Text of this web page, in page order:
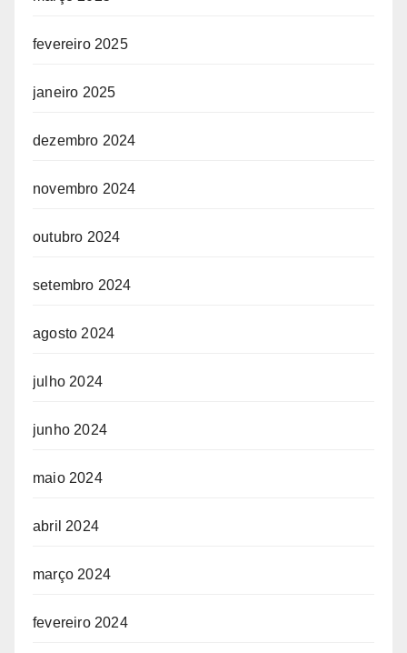
fevereiro 2025
janeiro 2025
dezembro 2024
novembro 2024
outubro 2024
setembro 2024
agosto 2024
julho 2024
junho 2024
maio 2024
abril 2024
março 2024
fevereiro 2024